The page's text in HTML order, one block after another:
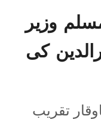
وزیر
کی
تقریب